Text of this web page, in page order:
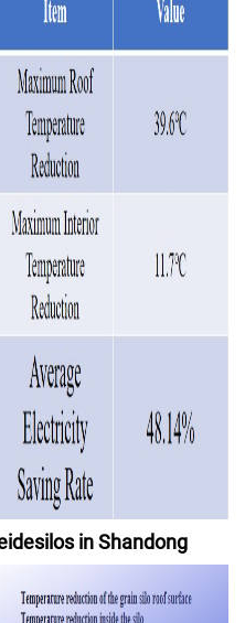
in Shandong